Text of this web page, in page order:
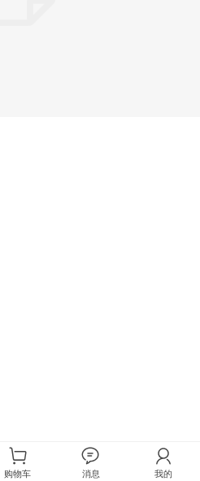
购物车 消息 我的